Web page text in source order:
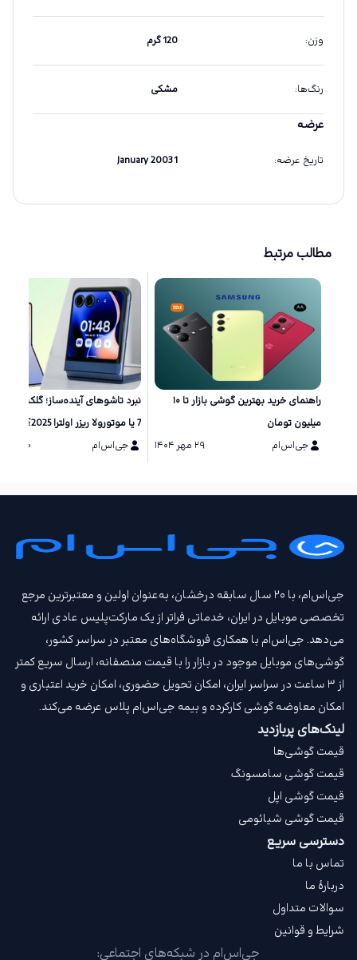
وزن: 120 گرم
رنگ‌ها: مشکی
عرضه
تاریخ عرضه:
1 January 2003
مطالب مرتبط
راهنمای خرید بهترین گوشی بازار تا ۱۰
میلیون تومان
جی‌اس‌ام
۲۹ مهر ۱۴۰۴
نبرد تاشو‌های آینده‌ساز؛ گلکسی زد
7 یا موتورولا ریزر اولترا 2025؟
جی‌اس‌ام
۲۰ مرداد ۱۴۰۴
جی‌اس‌ام، با ۲۰ سال سابقه درخشان، به‌عنوان اولین و معتبرترین مرجع
تخصصی موبایل در ایران، خدماتی فراتر از یک مارکت‌پلیس عادی ارائه
می‌دهد. جی‌اس‌ام با همکاری فروشگاه‌های معتبر در سراسر کشور،
گوشی‌های موبایل موجود در بازار را با قیمت‌ منصفانه، ارسال سریع کمتر
از ۳ ساعت در سراسر ایران، امکان تحویل حضوری، امکان خرید اعتباری و
امکان معاوضه گوشی کارکرده و بیمه جی‌اس‌ام‌ پلاس عرضه می‌کند.
لینک‌های پربازدید
قیمت گوشی‌ها
قیمت گوشی سامسونگ
قیمت گوشی اپل
قیمت گوشی شیائومی
دسترسی سریع
تماس با ما
دربارهٔ ما
سوالات متداول
شرایط و قوانین
جی‌اس‌ام در شبکه‌های اجتماعی: